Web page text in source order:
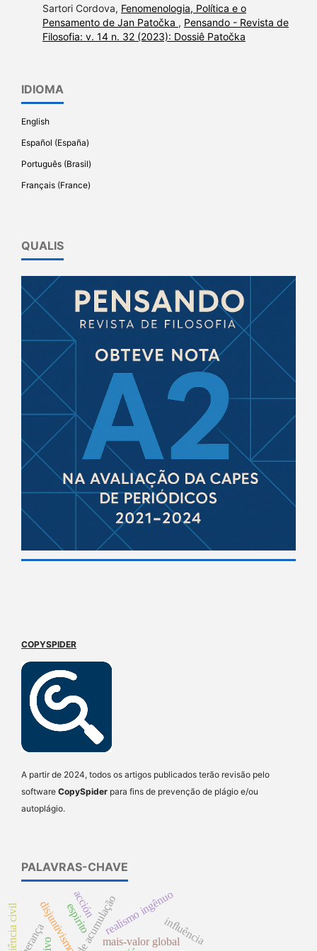
Sartori Cordova, Fenomenologia, Política e o
Pensamento de Jan Patočka , Pensando - Revista de
Filosofia: v. 14 n. 32 (2023): Dossiê Patočka
IDIOMA
English
Español (España)
Português (Brasil)
Français (France)
QUALIS
COPYSPIDER
A partir de 2024, todos os artigos publicados terão revisão pelo
software CopySpider para fins de prevenção de plágio e/ou
autoplágio.
PALAVRAS-CHAVE
mais-valor global
disjuntivismo realismo ingênuo
espirito influência
herança
acción